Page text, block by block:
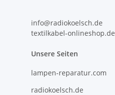
info@radiokoelsch.de
textilkabel-onlineshop.de
Unsere Seiten
lampen-reparatur.com
radiokoelsch.de